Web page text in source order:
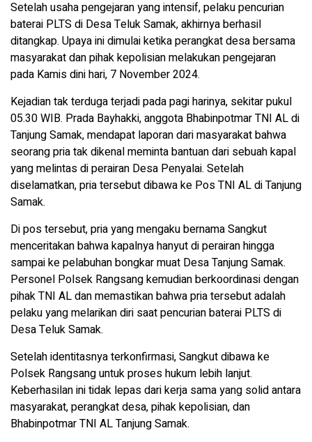
Setelah usaha pengejaran yang intensif, pelaku pencurian
baterai PLTS di Desa Teluk Samak, akhirnya berhasil
ditangkap. Upaya ini dimulai ketika perangkat desa bersama
masyarakat dan pihak kepolisian melakukan pengejaran
pada Kamis dini hari, 7 November 2024.
Kejadian tak terduga terjadi pada pagi harinya, sekitar pukul
05.30 WIB. Prada Bayhakki, anggota Bhabinpotmar TNI AL di
Tanjung Samak, mendapat laporan dari masyarakat bahwa
seorang pria tak dikenal meminta bantuan dari sebuah kapal
yang melintas di perairan Desa Penyalai. Setelah
diselamatkan, pria tersebut dibawa ke Pos TNI AL di Tanjung
Samak.
Di pos tersebut, pria yang mengaku bernama Sangkut
menceritakan bahwa kapalnya hanyut di perairan hingga
sampai ke pelabuhan bongkar muat Desa Tanjung Samak.
Personel Polsek Rangsang kemudian berkoordinasi dengan
pihak TNI AL dan memastikan bahwa pria tersebut adalah
pelaku yang melarikan diri saat pencurian baterai PLTS di
Desa Teluk Samak.
Setelah identitasnya terkonfirmasi, Sangkut dibawa ke
Polsek Rangsang untuk proses hukum lebih lanjut.
Keberhasilan ini tidak lepas dari kerja sama yang solid antara
masyarakat, perangkat desa, pihak kepolisian, dan
Bhabinpotmar TNI AL Tanjung Samak.